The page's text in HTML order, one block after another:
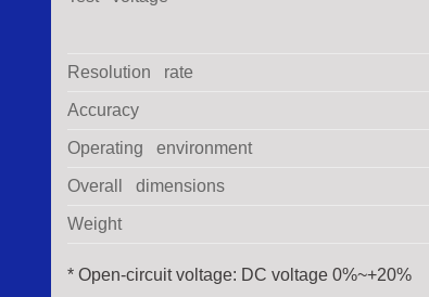
Resolution rate
Accuracy
Operating environment
Overall dimensions
Weight
* Open-circuit voltage: DC voltage 0%~+20%